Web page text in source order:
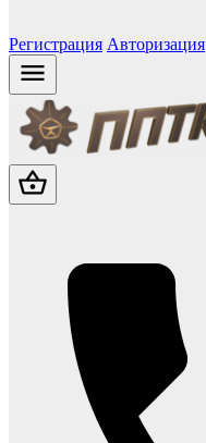
Регистрация Авторизация